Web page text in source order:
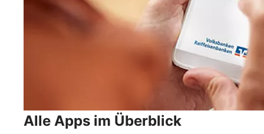
Alle Apps im Überblick